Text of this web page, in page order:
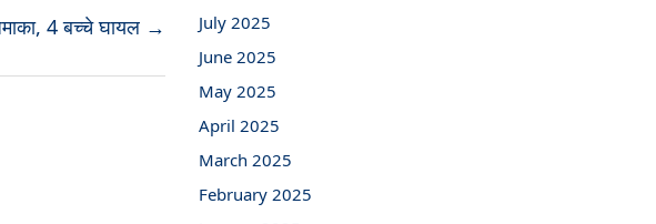
4 बच्चे घायल →
July 2025
June 2025
May 2025
April 2025
March 2025
February 2025